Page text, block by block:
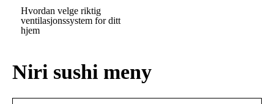
Hvordan velge riktig
ventilasjonssystem for ditt
hjem
Niri sushi meny